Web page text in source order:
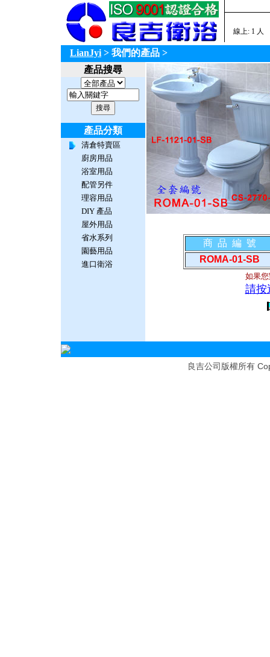
線上: 1 人
LianJyi > 我們的產品 >
產品搜尋
產品分類
清倉特賣區
廚房用品
浴室用品
配管另件
理容用品
DIY 產品
屋外用品
省水系列
園藝用品
進口衛浴
商 品 編 號
ROMA-01-SB
如果
請按
良吉公司版權所有